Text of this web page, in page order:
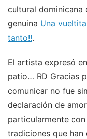
cultural dominicana
genuina Una
tanto!!.
El artista expresó
patio… RD Gracias
comunicar no fue
declaración de
particularmente
tradiciones que